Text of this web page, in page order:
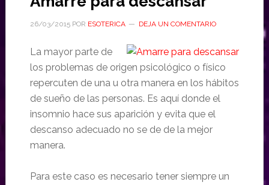
26/03/2015POR ESOTERICA DEJA UN COMENTARIO
La mayor parte de
los problemas de origen psicológico o físico
repercuten de una u otra manera en los hábitos
de sueño de las personas. Es aquí donde el
insomnio hace sus aparición y evita que el
descanso adecuado no se de de la mejor
manera.
Para este caso es necesario tener siempre un